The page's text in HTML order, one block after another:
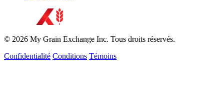
© 2026 My Grain Exchange Inc. Tous droits réservés.
Confidentialité Conditions Témoins